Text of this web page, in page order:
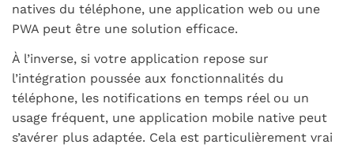
natives du téléphone, une application web ou une
PWA peut être une solution efficace.
À l’inverse, si votre application repose sur
l’intégration poussée aux fonctionnalités du
téléphone, les notifications en temps réel ou un
usage fréquent, une application mobile native peut
s’avérer plus adaptée. Cela est particulièrement vrai